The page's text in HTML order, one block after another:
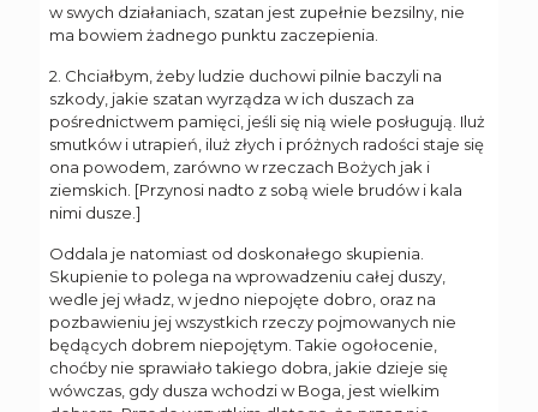
w swych działaniach, szatan jest zupełnie bezsilny, nie
ma bowiem żadnego punktu zaczepienia.
2. Chciałbym, żeby ludzie duchowi pilnie baczyli na
szkody, jakie szatan wyrządza w ich duszach za
pośrednictwem pamięci, jeśli się nią wiele posługują. Iluż
smutków i utrapień, iluż złych i próżnych radości staje się
ona powodem, zarówno w rzeczach Bożych jak i
ziemskich. [Przynosi nadto z sobą wiele brudów i kala
nimi dusze.]
Oddala je natomiast od doskonałego skupienia.
Skupienie to polega na wprowadzeniu całej duszy,
wedle jej władz, w jedno niepojęte dobro, oraz na
pozbawieniu jej wszystkich rzeczy pojmowanych nie
będących dobrem niepojętym. Takie ogołocenie,
choćby nie sprawiało takiego dobra, jakie dzieje się
wówczas, gdy dusza wchodzi w Boga, jest wielkim